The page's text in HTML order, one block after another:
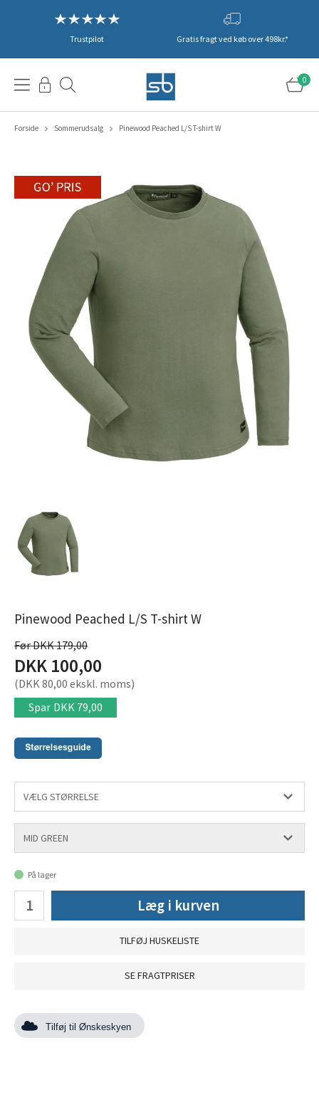
Trustpilot Gratis fragt ved køb over 498kr.*
0
Forside Sommerudsalg Pinewood Peached L/S T-shirt W
Pinewood Peached L/S T-shirt W
Før DKK 179,00
DKK 100,00
(DKK 80,00 ekskl. moms)
Spar DKK 79,00
På lager
Læg i kurven
TILFØJ HUSKELISTE
SE FRAGTPRISER
Tilføj til Ønskeskyen